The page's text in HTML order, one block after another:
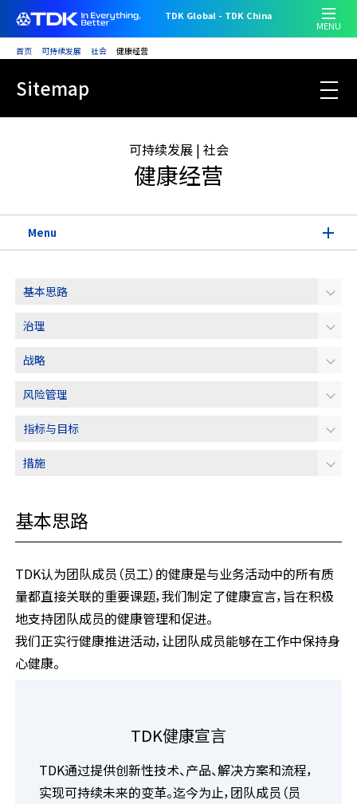
主
容
TDK Global - TDK China
MENU
首页 可持续发展 社会 健康经营
到
Sitemap
Sustainability HOME
可持续发展 | 社会
健康经营
Menu
顾客满意
人才
人才培养
多样、平等与包容
人才吸引与保留
健康经营
社会贡献活动
社会数据（ESG数据）
基本思路
治理
战略
风险管理
指标与目标
措施
基本思路
TDK认为团队成员（员工）的健康是与业务活动中的所有质
量都直接关联的重要课题，我们制定了健康宣言，旨在积极
地支持团队成员的健康管理和促进。
我们正实行健康推进活动，让团队成员能够在工作中保持身
心健康。
TDK健康宣言
TDK通过提供创新性技术、产品、解决方案和流程，
实现可持续未来的变革。迄今为止，团队成员（员